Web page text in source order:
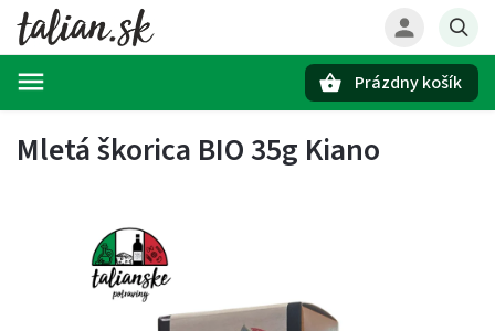
Prázdny košík
Mletá škorica BIO 35g Kiano